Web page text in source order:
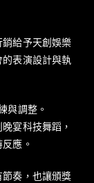
給予天創娛樂
表演設計與執
與調整。
宴科技舞蹈，
應。
奏，也讓頒獎